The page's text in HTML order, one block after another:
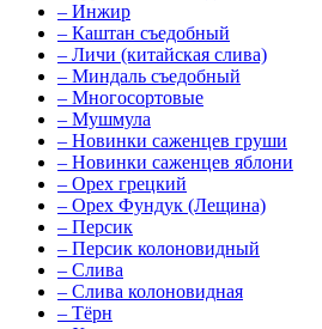
– Инжир
– Каштан съедобный
– Личи (китайская слива)
– Миндаль съедобный
– Многосортовые
– Мушмула
– Новинки саженцев груши
– Новинки саженцев яблони
– Орех грецкий
– Орех Фундук (Лещина)
– Персик
– Персик колоновидный
– Слива
– Слива колоновидная
– Тёрн